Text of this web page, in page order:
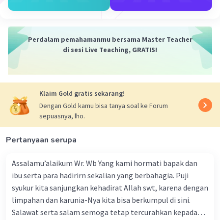
Perdalam pemahamanmu bersama Master Teacher
di sesi Live Teaching, GRATIS!
Klaim Gold gratis sekarang!
Dengan Gold kamu bisa tanya soal ke Forum
sepuasnya, lho.
Pertanyaan serupa
Assalamu’alaikum Wr. Wb Yang kami hormati bapak dan
ibu serta para hadirirn sekalian yang berbahagia. Puji
syukur kita sanjungkan kehadirat Allah swt, karena dengan
limpahan dan karunia-Nya kita bisa berkumpul di sini.
Salawat serta salam semoga tetap tercurahkan kepada